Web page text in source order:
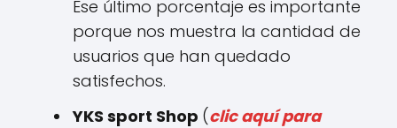
Ese último porcentaje es importante
porque nos muestra la cantidad de
usuarios que han quedado
satisfechos.
YKS sport Shop (clic aquí para